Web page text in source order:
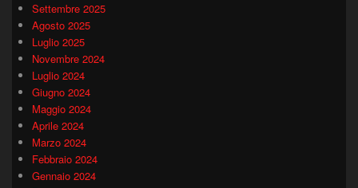
Settembre 2025
Agosto 2025
Luglio 2025
Novembre 2024
Luglio 2024
Giugno 2024
Maggio 2024
Aprile 2024
Marzo 2024
Febbraio 2024
Gennaio 2024